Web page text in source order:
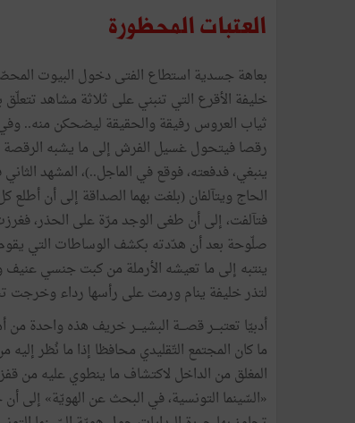
العتبات المحظورة
بعاهة جسدية استطاع الفتىدخول البيوت
خليفة الأقرع التي تنبني على ثلاثة مشاهد تتعلّق
ثياب العروس رفيقة والحقيقة ليضحكن منه..
رقصا فيتحول غسيل الفرش إلى ما يشبه الرقصة
ينبغي، فدفعته، فوقع في الماجل..)، المشهد الثاني
الحاج ويتآلفان (بلغت بهما الصداقة إلىأنأطلع
فتآلفت، إلىأن طغى الوجد مرّة على الحذر،
صلّوحة بعدأن هدّدته بكشف الوساطات التي
ينتبه إلى ما تعيشه الأرملة منكبت جنسي عنيف
لتذرخليفة ينام ورمت على رأسها رداء وخرجت
أدبيّا تعتبـــرقصـــة البشيـــرخريف هذه واحدة من
ماكان المجتمع التّقليدي محافظا إذا ما نُظرإليه
المغلق من الداخل لاكتشاف ما ينطوي عليه من قفز
«السّينما التونسية، في البحث عن الهويّة» إلىأن